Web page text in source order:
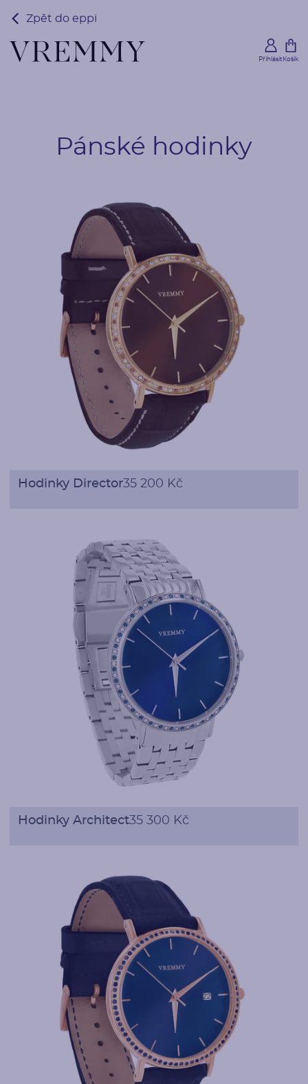
Zpět do eppi
PřihlásitKošík
Pánské hodinky
Hodinky Director35 200 Kč
Hodinky Architect35 300 Kč